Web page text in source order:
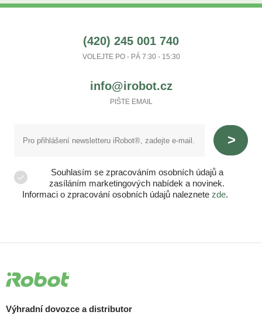
(420) 245 001 740
VOLEJTE PO - PÁ 7:30 - 15:30
info@irobot.cz
PIŠTE EMAIL
Souhlasím se zpracováním osobních údajů a
zasíláním marketingových nabídek a novinek.
Informaci o zpracování osobních údajů naleznete zde.
Výhradní dovozce a distributor